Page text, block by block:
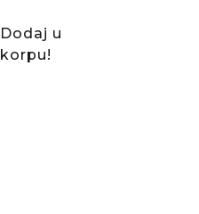
Dodaj u
korpu!